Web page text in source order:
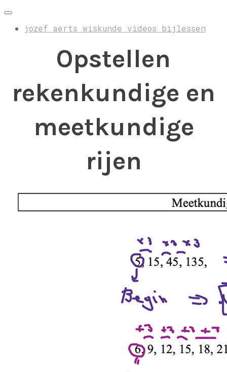
jozef aerts wiskunde videos bijlessen
Opstellen
rekenkundige en
meetkundige
rijen